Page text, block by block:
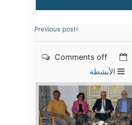
Previous post
Comments off
الأنشطة